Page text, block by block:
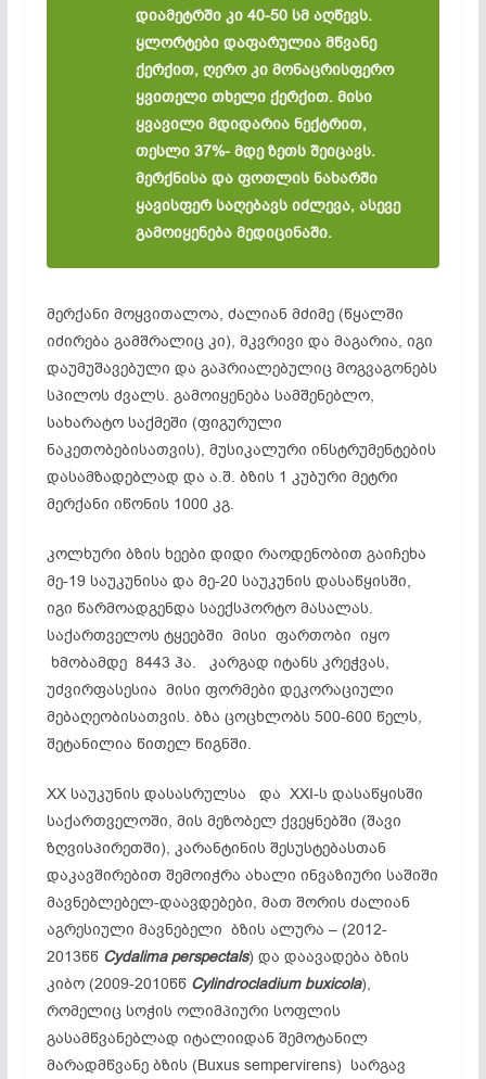
დიამეტრში კი 40-50 სმ აღწევს.
ყლორტები დაფარულია მწვანე
ქერქით, ღერო კი მონაცრისფერო
ყვითელი თხელი ქერქით. მისი
ყვავილი მდიდარია ნექტრით,
თესლი 37%- მდე ზეთს შეიცავს.
მერქნისა და ფოთლის ნახარში
ყავისფერ საღებავს იძლევა, ასევე
გამოიყენება მედიცინაში.
მერქანი მოყვითალოა, ძალიან მძიმე (წყალში
იძირება გამშრალიც კი), მკვრივი და მაგარია, იგი
დაუმუშავებული და გაპრიალებულიც მოგვაგონებს
სპილოს ძვალს. გამოიყენება სამშენებლო,
სახარატო საქმეში (ფიგურული
ნაკეთობებისათვის), მუსიკალური ინსტრუმენტების
დასამზადებლად და ა.შ. ბზის 1 კუბური მეტრი
მერქანი იწონის 1000 კგ.
კოლხური ბზის ხეები დიდი რაოდენობით გაიჩეხა
მე-19 საუკუნისა და მე-20 საუკუნის დასაწყისში,
იგი წარმოადგენდა საექსპორტო მასალას.
საქართველოს ტყეებში მისი ფართობი იყო
ხმობამდე 8443 ჰა. კარგად იტანს კრეჭვას,
უძვირფასესია მისი ფორმები დეკორაციული
მებაღეობისათვის. ბზა ცოცხლობს 500-600 წელს,
შეტანილია წითელ წიგნში.
XX საუკუნის დასასრულსა და XXI-ს დასაწყისში
საქართველოში, მის მეზობელ ქვეყნებში (შავი
ზღვისპირეთში), კარანტინის შესუსტებასთან
დაკავშირებით შემოიჭრა ახალი ინვაზიური საშიში
მავნებლებელ-დაავდებები, მათ შორის ძალიან
აგრესიული მავნებელი ბზის ალურა – (2012-
2013წწ Cydalima perspectals) და დაავადება ბზის
კიბო (2009-2010წწ Cylindrocladium buxicola),
რომელიც სოჭის ოლიმპიური სოფლის
გასამწვანებლად იტალიიდან შემოტანილ
მარადმწვანე ბზის (Buxus sempervirens) სარგავ